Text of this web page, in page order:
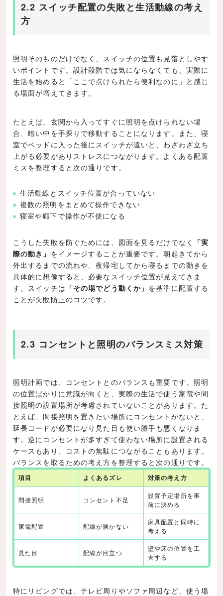
2.2 スイッチ配置の失敗と生活動線の考え
方
照明そのものだけでなく、スイッチの位置も見落としやす
いポイントです。設計段階では気にならなくても、実際に
生活を始めると「ここで点けられたら便利なのに」と感じ
る場面が増えてきます。
たとえば、玄関から入ってすぐに照明を点けられない場
合、暗い中を手探りで移動することになります。また、寝
室でベッドに入った後にスイッチが遠いと、わざわざ立ち
上がる必要がありストレスにつながります。よくある配置
ミスを整理すると次の通りです。
生活動線とスイッチ位置が合っていない
複数の照明をまとめて操作できない
寝室や廊下で操作が不便になる
こうした失敗を防ぐためには、図面を見るだけでなく
「実
際の動き」 をイメージすることが重要です。朝起きてから
外出するまでの流れや、夜帰宅してから寝るまでの動きを
具体的に想像すると、必要なスイッチ位置が見えてきま
す。スイッチは 「その場でどう動くか」 を基準に配置する
ことが失敗防止のコツです。
2.3 コンセントと照明のバランスミス対策
照明計画では、コンセントとのバランスも重要です。照明
の位置ばかりに意識が向くと、実際の生活で使う家電や間
接照明の設置場所が考慮されていないことがあります。た
とえば、間接照明を置きたい場所にコンセントがないと、
延長コードが必要になり見た目も使い勝手も悪くなりま
す。逆にコンセントが多すぎて使わない場所に設置される
ケースもあり、コストの無駄につながることもあります。
バランスを取るための考え方を整理すると次の通りです。
項目 よくあるズレ 対策の考え方
間接照明 コンセント不足
設置予定場所を事
前に決める
家電配置 配線が届かない
家具配置と同時に
考える
見た目 配線が目立つ
壁や床の位置を工
夫する
特にリビングでは、テレビ周りやソファ周辺など、使う場